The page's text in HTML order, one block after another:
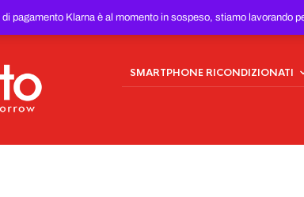
di pagamento Klarna è al momento in sospeso, stiamo lavorando
SMARTPHONE RICONDIZIONATI